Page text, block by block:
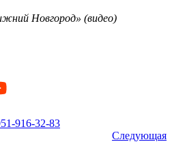
Новгород» (видео)
916-32-83
Следующая